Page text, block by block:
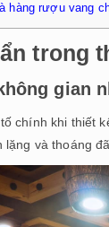
hàng rượu vang
trong
gian
chính khi thiết
và thoáng